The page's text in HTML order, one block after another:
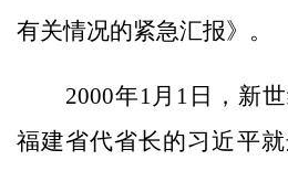
有关情况的紧急汇报》。
2000年1月1日，新世
福建省代省长的习近平